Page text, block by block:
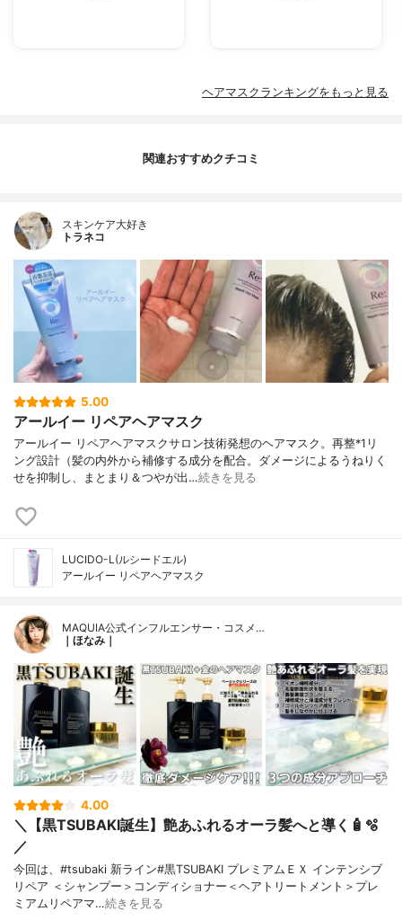
ヘアマスクランキングをもっと見る
関連おすすめクチコミ
スキンケア大好き
トラネコ
5.00
アールイー リペアヘアマスク
アールイー リペアヘアマスクサロン技術発想のヘアマスク。再整*1リ
ング設計（髪の内外から補修する成分を配合。ダメージによるうねりく
せを抑制し、まとまり＆つやが出…続きを見る
LUCIDO-L(ルシードエル)
アールイー リペアヘアマスク
MAQUIA公式インフルエンサー・コスメ…
｜ほなみ｜
4.00
＼【黒TSUBAKI誕生】艶あふれるオーラ髪へと導く🧴🫧
／
今回は、#tsubaki 新ライン#黒TSUBAKI プレミアムＥＸ インテンシブ
リペア ＜シャンプー＞コンディショナー＜ヘアトリートメント＞プレ
ミアムリペアマ…続きを見る